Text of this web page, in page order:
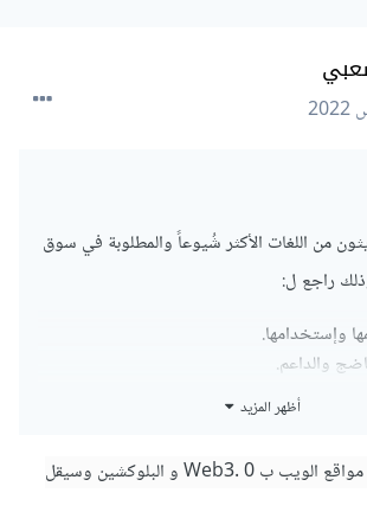
من اللغات الأكثر شُيوعاً والمطلوبة في سوق
راجع ل:
وإستخدامها.
والداعم.
طرف وشركات مشهورة.
وأطر العمل.
نعم بالتأكيد Django من أطر العمل التي تستحق التعلم والتي
ويب مذهلة وبسرعة.
أظهر المزيد
هل فعلا ستتأر برمجة مواقع الويب ب Web3. 0 و البلوكشين وسيقل